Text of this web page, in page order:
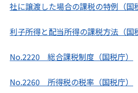
社に譲渡した場合の課税の特例（国
利子所得と配当所得の課税方法（国
No.2220 総合課税制度（国税庁）
No.2260 所得税の税率（国税庁）